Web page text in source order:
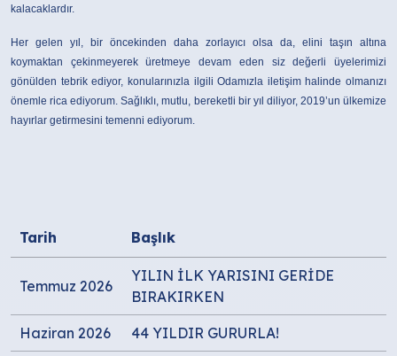
kalacaklardır.
Her gelen yıl, bir öncekinden daha zorlayıcı olsa da, elini taşın altına
koymaktan çekinmeyerek üretmeye devam eden siz değerli üyelerimizi
gönülden tebrik ediyor, konularınızla ilgili Odamızla iletişim halinde olmanızı
önemle rica ediyorum. Sağlıklı, mutlu, bereketli bir yıl diliyor, 2019’un ülkemize
hayırlar getirmesini temenni ediyorum.
Tarih Başlık
Temmuz 2026
YILIN İLK YARISINI GERİDE
BIRAKIRKEN
Haziran 2026 44 YILDIR GURURLA!